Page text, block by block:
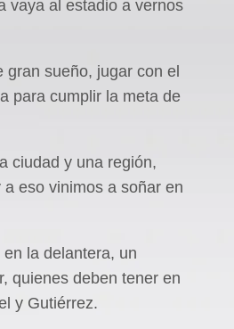
vaya al estadio a vernos
gran sueño, jugar con el
para cumplir la meta de
ciudad y una región,
eso vinimos a soñar en
la delantera, un
quienes deben tener en
y Gutiérrez.